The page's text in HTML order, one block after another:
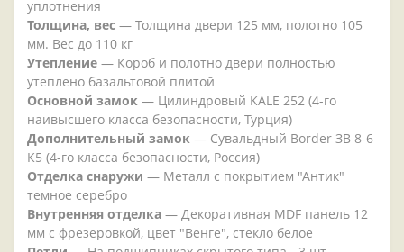
уплотнения
Толщина, вес — Толщина двери 125 мм, полотно 105
мм. Вес до 110 кг
Утепление — Короб и полотно двери полностью
утеплено базальтовой плитой
Основной замок — Цилиндровый KALE 252 (4-го
наивысшего класса безопасности, Турция)
Дополнительный замок — Сувальдный Border ЗВ 8-6
К5 (4-го класса безопасности, Россия)
Отделка снаружи — Металл с покрытием "Антик"
темное серебро
Внутренняя отделка — Декоративная MDF панель 12
мм с фрезеровкой, цвет "Венге", стекло белое